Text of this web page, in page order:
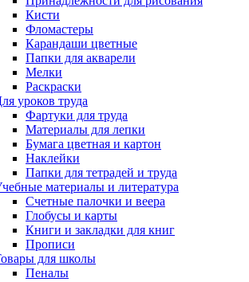
Кисти
Фломастеры
Карандаши цветные
Папки для акварели
Мелки
Раскраски
уроков труда
Фартуки для труда
Материалы для лепки
Бумага цветная и картон
Наклейки
Папки для тетрадей и труда
материалы и литература
Счетные палочки и веера
Глобусы и карты
Книги и закладки для книг
Прописи
для школы
Пеналы